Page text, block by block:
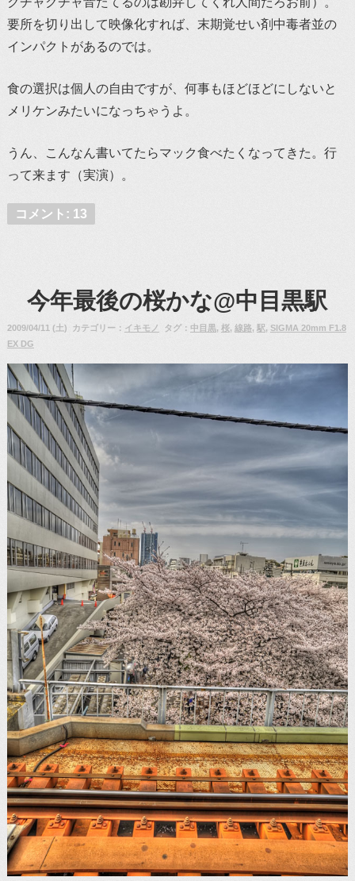
要所を切り出して映像化すれば、末期覚せい剤中毒者並の
インパクトがあるのでは。
食の選択は個人の自由ですが、何事もほどほどにしないと
メリケンみたいになっちゃうよ。
うん、こんなん書いてたらマック食べたくなってきた。行
って来ます（実演）。
コメント: 13
今年最後の桜かな@中目黒駅
2009/04/11 (土) カテゴリー： イキモノ タグ： 中目黒, 桜, 線路, 駅, SIGMA 20mm F1.8
EX DG